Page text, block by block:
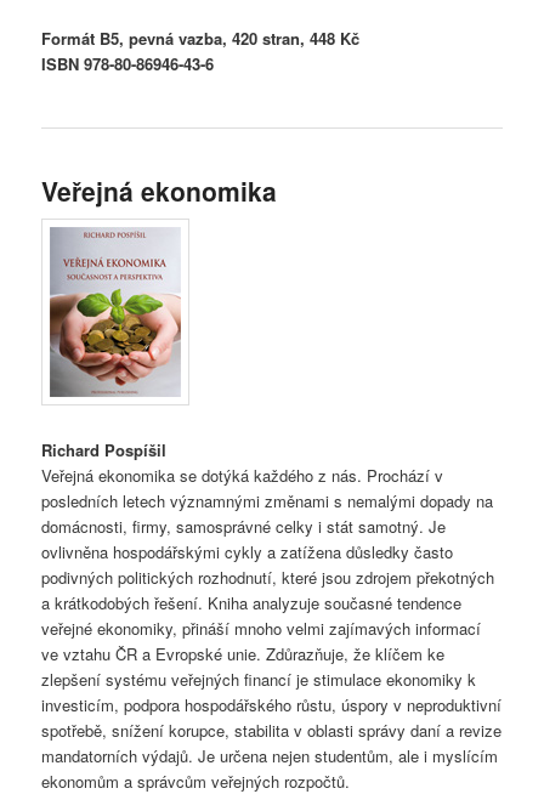
Formát B5, pevná vazba, 420 stran, 448 Kč
ISBN 978-80-86946-43-6
Veřejná ekonomika
Richard Pospíšil
Veřejná ekonomika se dotýká každého z nás. Prochází v
posledních letech významnými změnami s nemalými dopady na
domácnosti, firmy, samosprávné celky i stát samotný. Je
ovlivněna hospodářskými cykly a zatížena důsledky často
podivných politických rozhodnutí, které jsou zdrojem překotných
a krátkodobých řešení. Kniha analyzuje současné tendence
veřejné ekonomiky, přináší mnoho velmi zajímavých informací
ve vztahu ČR a Evropské unie. Zdůrazňuje, že klíčem ke
zlepšení systému veřejných financí je stimulace ekonomiky k
investicím, podpora hospodářského růstu, úspory v neproduktivní
spotřebě, snížení korupce, stabilita v oblasti správy daní a revize
mandatorních výdajů. Je určena nejen studentům, ale i myslícím
ekonomům a správcům veřejných rozpočtů.